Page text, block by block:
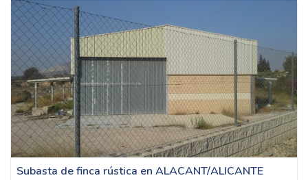
Subasta de finca rústica en ALACANT/ALICANTE